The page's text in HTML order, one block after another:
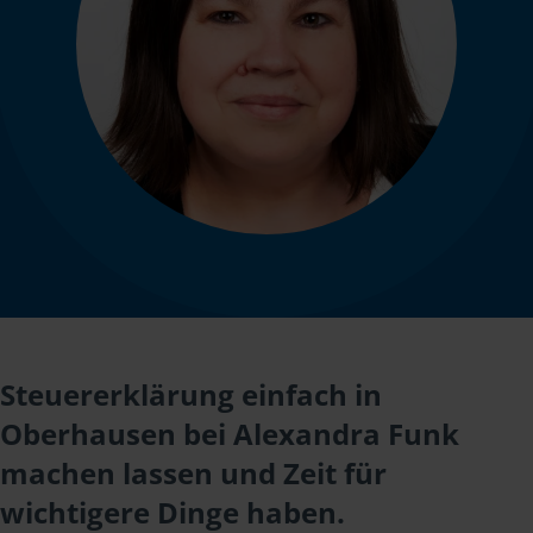
Steuererklärung einfach in
Oberhausen bei Alexandra Funk
machen lassen und Zeit für
wichtigere Dinge haben.